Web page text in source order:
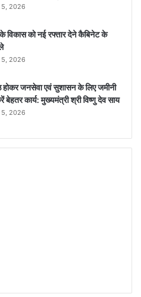
5, 2026
विकास को नई रफ्तार देने कैबिनेट के
5, 2026
होकर जनसेवा एवं सुशासन के लिए जमीनी
बेहतर कार्य: मुख्यमंत्री श्री विष्णु देव साय
5, 2026